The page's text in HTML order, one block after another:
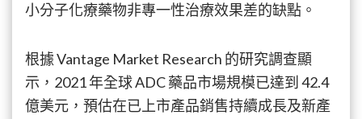
小分子化療藥物非專一性治療效果差的缺點。
根據 Vantage Market Research 的研究調查顯
示，2021 年全球 ADC 藥品市場規模已達到 42.4
億美元，預估在已上市產品銷售持續成長及新產